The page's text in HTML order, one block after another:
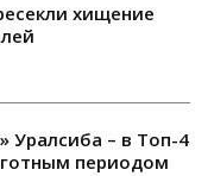
хищение
Уралсиба – в Топ-4
периодом